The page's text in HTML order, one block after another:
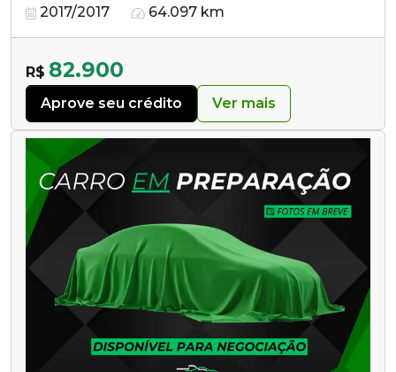
2017/2017 64.097 km
R$ 82.900
Aprove seu crédito Ver mais